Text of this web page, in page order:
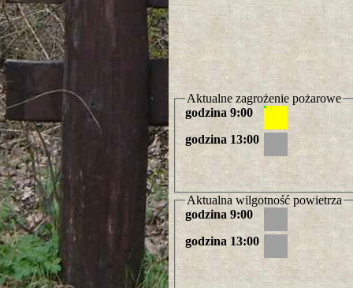
Aktualne zagrożenie pożarowe
godzina 9:00
godzina 13:00
Aktualna wilgotność powietrza
godzina 9:00
godzina 13:00